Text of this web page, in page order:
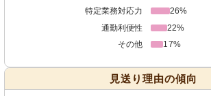
特定業務対応力
26%
通勤利便性
22%
その他
17%
見送り理由の傾向